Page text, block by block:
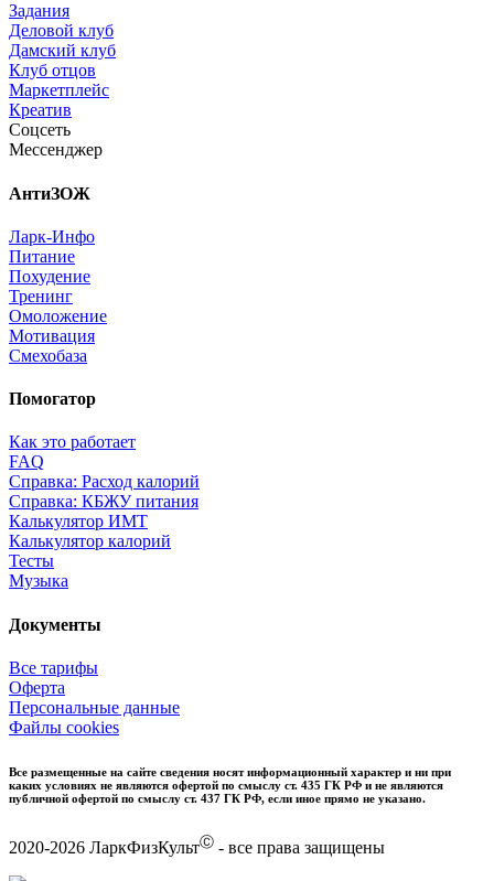
Задания
Деловой клуб
Дамский клуб
Клуб отцов
Маркетплейс
Креатив
Соцсеть
Мессенджер
АнтиЗОЖ
Ларк-Инфо
Питание
Похудение
Тренинг
Омоложение
Мотивация
Смехобаза
Помогатор
Как это работает
FAQ
Справка: Расход калорий
Справка: КБЖУ питания
Калькулятор ИМТ
Калькулятор калорий
Тесты
Музыка
Документы
Все тарифы
Оферта
Персональные данные
Файлы cookies
Все размещенные на сайте сведения носят информационный характер и ни при
каких условиях не являются офертой по смыслу ст. 435 ГК РФ и не являются
публичной офертой по смыслу ст. 437 ГК РФ, если иное прямо не указано.
2020-2026 ЛаркФизКультⒸ - все права защищены